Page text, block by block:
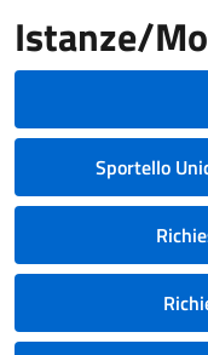
Istanze/
Sportello